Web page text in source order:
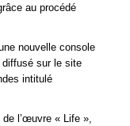
au procédé
nouvelle console
sur le site
intitulé
l’œuvre « Life »,